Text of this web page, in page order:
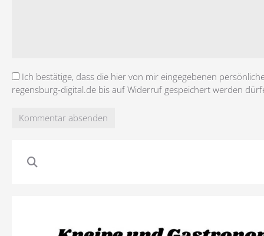
Ich bestätige, dass die hier von mir eingegebenen
regensburg-digital.de bis auf Widerruf gespeichert werden
Kommentar absenden